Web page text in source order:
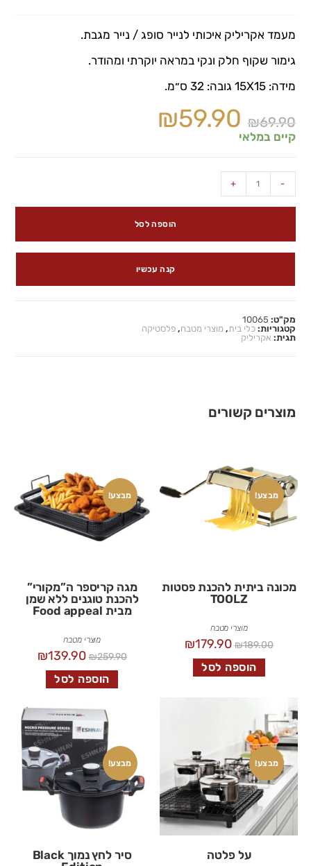
מעמד אקריליק איכותי לנייר סופג / נייר מגבת.
גימור שקוף חלק ונקי במראה יוקרתי ומהודר.
מידה: 15X15 גובה: 32 ס״מ.
₪69.90
₪59.90
קיים במלאי
-
+
הוספה לסל
קנה עכשיו
מק"ט: 10065
קטגוריות:כלי בית, מוצרי מטבח,פלסטיקה
תגית: אקריליק
מוצרים קשורים
מבצע!
מכונה ביתית להכנת פסטות
TOOLZ
מוצרי מטבח
₪189.00
₪179.90
הוספה לסל
מבצע!
מגה קריספר ה”מקורי”
להכנת טוגנים ללא שמן
מבית Food appeal
מוצרי מטבח
₪259.90
₪139.90
הוספה לסל
מבצע!
על פלטה
מבצע!
סיר לחץ נמוך Black